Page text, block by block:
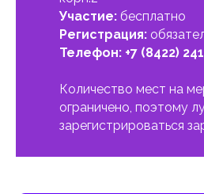
Участие: бесплатно
Регистрация:
Телефон: +7 (8422)
Количество мест на
ограничено, поэтому
зарегистрироваться